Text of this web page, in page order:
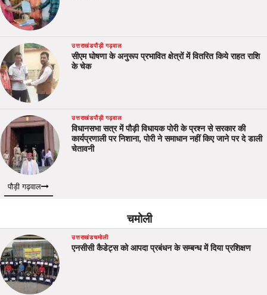
उत्तराखंडपौड़ी गढ़वाल
सीएम घोषणा के अनुरूप प्रभावित क्षेत्रों में वितरित किये राहत राशि
के चेक
उत्तराखंडपौड़ी गढ़वाल
विधानसभा सत्र में पौड़ी विधायक पोरी के प्रश्न से सरकार की
कार्यप्रणाली पर निशाना, पोरी ने समाधान नहीं किए जाने पर दे डाली
चेतावनी
पौड़ी गढ़वाल
चमोली
उत्तराखंडचमोली
एनसीसी कैडेट्स को आपदा प्रबंधन के सम्बन्ध में दिया प्रशिक्षण